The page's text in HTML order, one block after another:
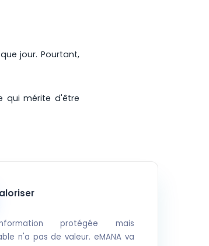
jour. Pourtant,
qui mérite d'être
protégée mais
n'a pas de valeur. eMANA va